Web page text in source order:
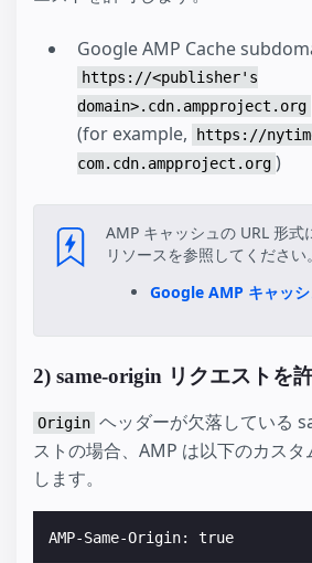
Google AMP Cache
https://<publisher's
domain>.cdn.ampproject.org
(for example,
https://
com.cdn.ampproject.org )
AMP キャッシュの URL 形式
リソースを参照してください。
Google AMP キャッ
2) same-origin リクエストを
Origin ヘッダーが欠落している
ストの場合、AMP は以下のカス
します。